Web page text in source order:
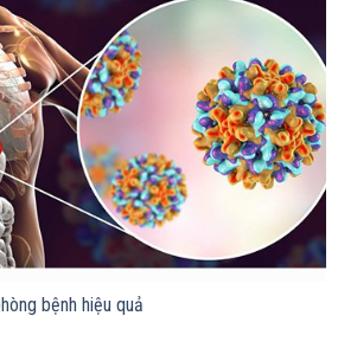
bệnh hiệu quả